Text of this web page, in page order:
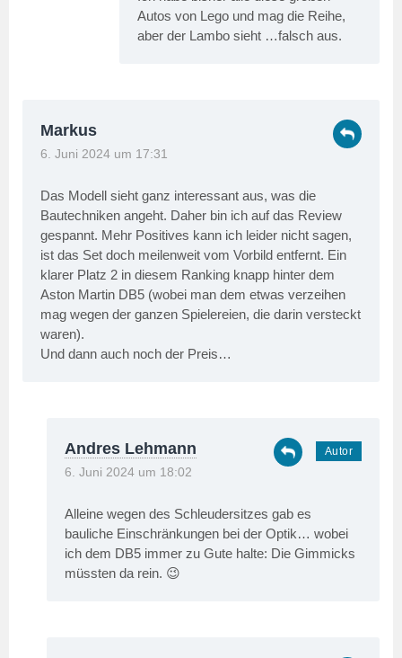
Autos von Lego und mag die Reihe,
aber der Lambo sieht …falsch aus.
Markus
6. Juni 2024 um 17:31
Das Modell sieht ganz interessant aus, was die
Bautechniken angeht. Daher bin ich auf das Review
gespannt. Mehr Positives kann ich leider nicht sagen,
ist das Set doch meilenweit vom Vorbild entfernt. Ein
klarer Platz 2 in diesem Ranking knapp hinter dem
Aston Martin DB5 (wobei man dem etwas verzeihen
mag wegen der ganzen Spielereien, die darin versteckt
waren).
Und dann auch noch der Preis…
Andres Lehmann
6. Juni 2024 um 18:02
Alleine wegen des Schleudersitzes gab es
bauliche Einschränkungen bei der Optik… wobei
ich dem DB5 immer zu Gute halte: Die Gimmicks
müssten da rein. 😉